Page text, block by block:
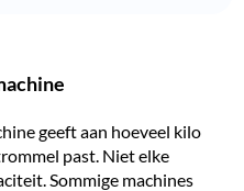
geeft aan hoeveel kilo
past. Niet elke
Sommige machines